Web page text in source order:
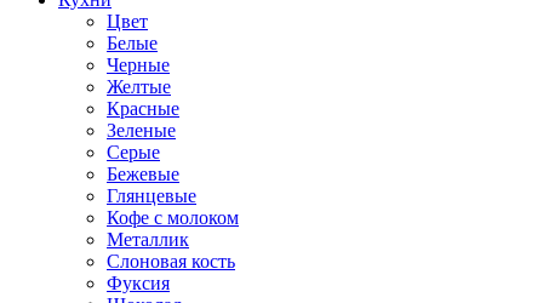
Цвет
Белые
Черные
Желтые
Красные
Зеленые
Серые
Бежевые
Глянцевые
Кофе с молоком
Металлик
Слоновая кость
Фуксия